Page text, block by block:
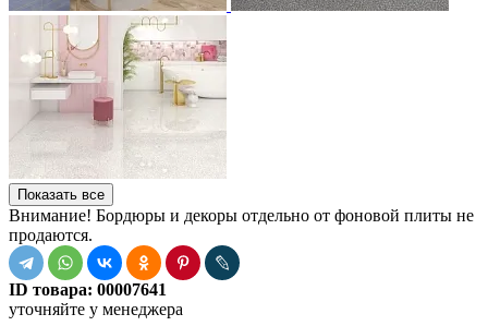
Показать все
Внимание! Бордюры и декоры отдельно от фоновой плиты не
продаются.
ID товара: 00007641
уточняйте у менеджера